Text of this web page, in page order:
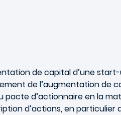
de capital d’une
de l’augmentation de
d’actionnaire en la
d’actions, en particulier